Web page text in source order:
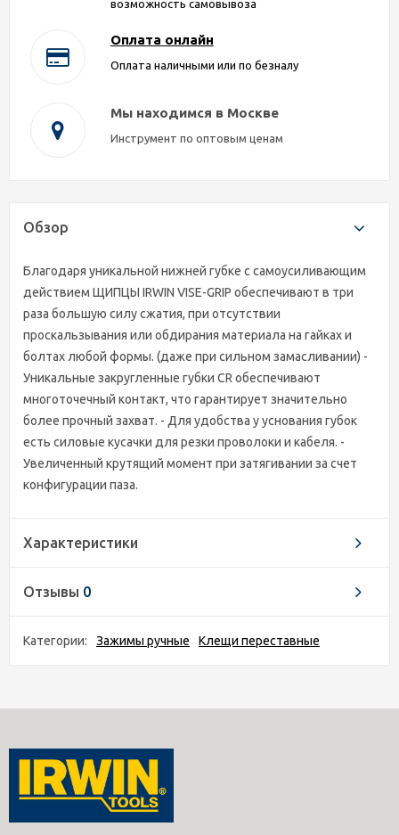
возможность самовывоза
Оплата онлайн
Оплата наличными или по безналу
Мы находимся в Москве
Инструмент по оптовым ценам
Обзор
Благодаря уникальной нижней губке с самоусиливающим
действием ЩИПЦЫ IRWIN VISE-GRIP обеспечивают в три
раза большую силу сжатия, при отсутствии
проскальзывания или обдирания материала на гайках и
болтах любой формы. (даже при сильном замасливании) -
Уникальные закругленные губки CR обеспечивают
многоточечный контакт, что гарантирует значительно
более прочный захват. - Для удобства у уснования губок
есть силовые кусачки для резки проволоки и кабеля. -
Увеличенный крутящий момент при затягивании за счет
конфигурации паза.
Характеристики
Отзывы 0
Категории: Зажимы ручные Клещи переставные